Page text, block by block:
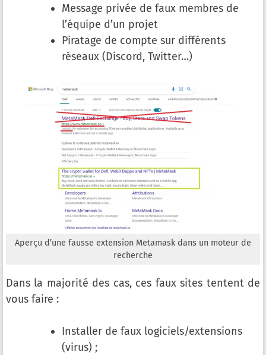
Message privée de faux membres de
l’équipe d’un projet
Piratage de compte sur différents
réseaux (Discord, Twitter…)
Aperçu d’une fausse extension Metamask dans un moteur de
recherche
Dans la majorité des cas, ces faux sites tentent de
vous faire :
Installer de faux logiciels/extensions
(virus) ;